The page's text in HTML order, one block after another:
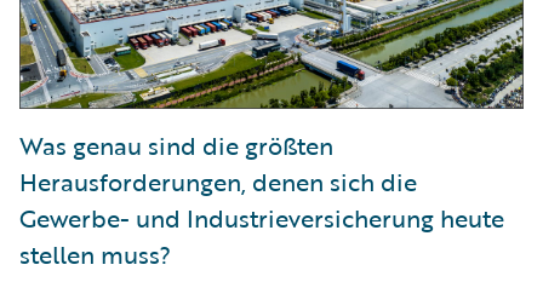
Was genau sind die größten
Herausforderungen, denen sich die
Gewerbe- und Industrieversicherung heute
stellen muss?